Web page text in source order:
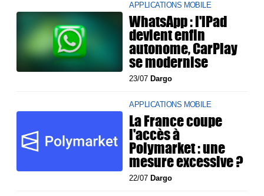
APPLICATIONS MOBILE
WhatsApp : l'iPad
devient enfin
autonome, CarPlay
se modernise
23/07 Dargo
APPLICATIONS MOBILE
La France coupe
l'accès à
Polymarket : une
mesure excessive ?
22/07 Dargo